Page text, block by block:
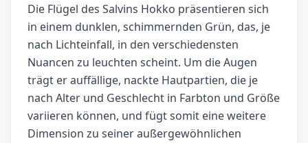
Die Flügel des Salvins Hokko präsentieren sich
in einem dunklen, schimmernden Grün, das, je
nach Lichteinfall, in den verschiedensten
Nuancen zu leuchten scheint. Um die Augen
trägt er auffällige, nackte Hautpartien, die je
nach Alter und Geschlecht in Farbton und Größe
variieren können, und fügt somit eine weitere
Dimension zu seiner außergewöhnlichen